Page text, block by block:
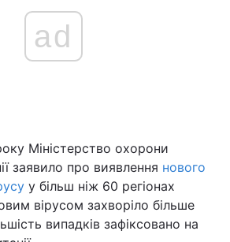
ad
Міністерство охорони
заявило про виявлення нового
у більш ніж 60 регіонах
вірусом захворіло більше
випадків зафіксовано на